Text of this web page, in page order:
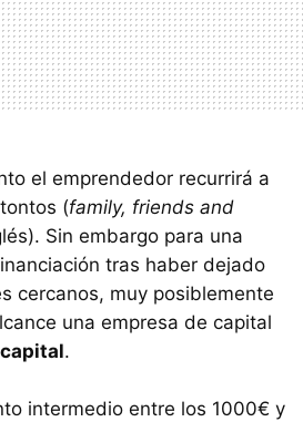
el emprendedor recurrirá a
(family, friends and
Sin embargo para una
tras haber dejado
cercanos, muy posiblemente
una empresa de capital
.
intermedio entre los 1000€ y